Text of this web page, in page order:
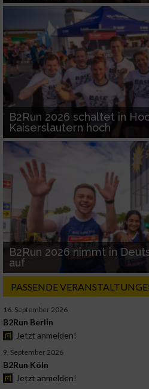
B2Run 2026 schaltet in
Kaiserslautern hoch
B2Run 2026 nimmt in
auf
PASSENDE
16. September 2026
B2Run Berlin
Jetzt anmelden!
9. September 2026
B2Run Köln
Jetzt anmelden!